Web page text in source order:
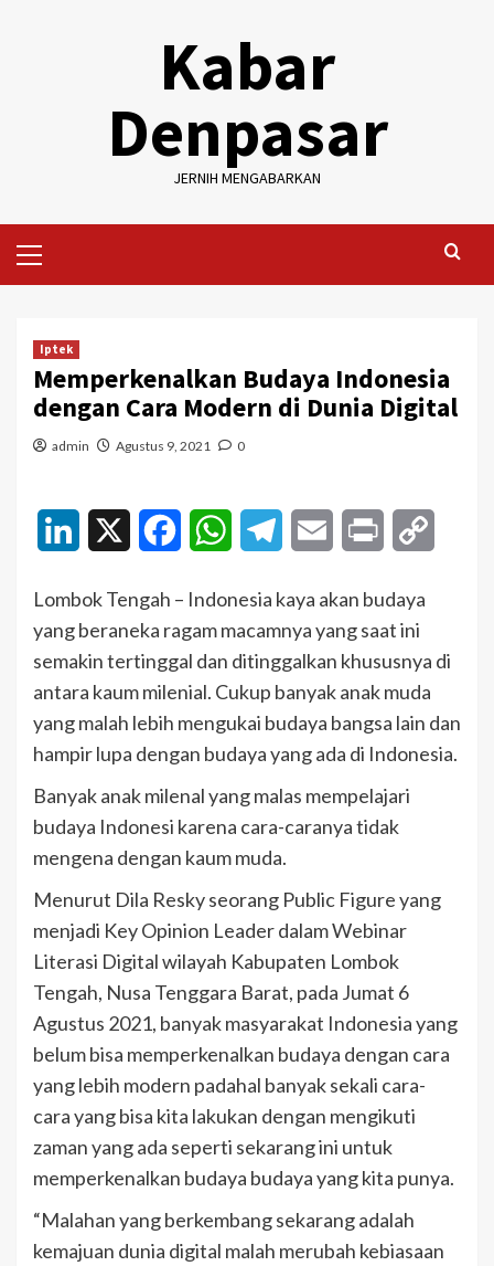
Kabar
Denpasar
JERNIH MENGABARKAN
Menu
Iptek
Memperkenalkan Budaya Indonesia
dengan Cara Modern di Dunia Digital
admin Agustus 9, 2021 0
LinkedIn FacebookWhatsAppTelegramEmail Print
Lombok Tengah – Indonesia kaya akan budaya
yang beraneka ragam macamnya yang saat ini
semakin tertinggal dan ditinggalkan khususnya di
antara kaum milenial. Cukup banyak anak muda
yang malah lebih mengukai budaya bangsa lain dan
hampir lupa dengan budaya yang ada di Indonesia.
Banyak anak milenal yang malas mempelajari
budaya Indonesi karena cara-caranya tidak
mengena dengan kaum muda.
Menurut Dila Resky seorang Public Figure yang
menjadi Key Opinion Leader dalam Webinar
Literasi Digital wilayah Kabupaten Lombok
Tengah, Nusa Tenggara Barat, pada Jumat 6
Agustus 2021, banyak masyarakat Indonesia yang
belum bisa memperkenalkan budaya dengan cara
yang lebih modern padahal banyak sekali cara-
cara yang bisa kita lakukan dengan mengikuti
zaman yang ada seperti sekarang ini untuk
memperkenalkan budaya budaya yang kita punya.
“Malahan yang berkembang sekarang adalah
kemajuan dunia digital malah merubah kebiasaan